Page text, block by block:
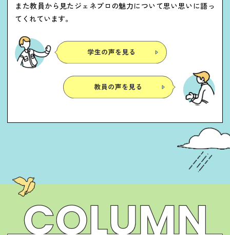
また教員から見たジェネプロの魅力について思い思いに語っ
てくれています。